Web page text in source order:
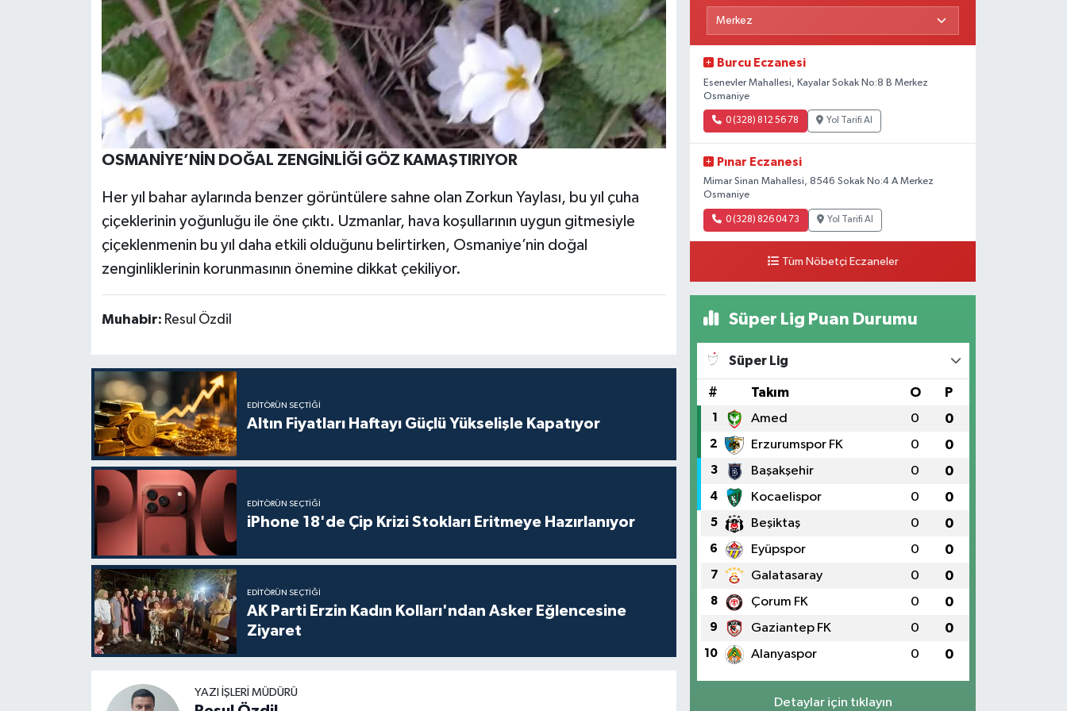
OSMANİYE’NİN DOĞAL ZENGİNLİĞİ GÖZ KAMAŞTIRIYOR
Her yıl bahar aylarında benzer görüntülere sahne olan Zorkun Yaylası, bu yıl çuha
çiçeklerinin yoğunluğu ile öne çıktı. Uzmanlar, hava koşullarının uygun gitmesiyle
çiçeklenmenin bu yıl daha etkili olduğunu belirtirken, Osmaniye’nin doğal
zenginliklerinin korunmasının önemine dikkat çekiliyor.
Muhabir: Resul Özdil
EDITÖRÜN SEÇTIĞI
Altın Fiyatları Haftayı Güçlü Yükselişle Kapatıyor
EDITÖRÜN SEÇTIĞI
iPhone 18'de Çip Krizi Stokları Eritmeye Hazırlanıyor
EDITÖRÜN SEÇTIĞI
AK Parti Erzin Kadın Kolları'ndan Asker Eğlencesine
Ziyaret
YAZI İŞLERI MÜDÜRÜ
Burcu Eczanesi
Esenevler Mahallesi, Kayalar Sokak No:8 B Merkez
Osmaniye
0 (328) 812 56 78 Yol Tarifi Al
Pınar Eczanesi
Mimar Sinan Mahallesi, 8546 Sokak No:4 A Merkez
Osmaniye
0 (328) 826 04 73 Yol Tarifi Al
Tüm Nöbetçi Eczaneler
Süper Lig Puan Durumu
Süper Lig
# Takım O P
1 Amed 0 0
2 Erzurumspor FK 0 0
3 Başakşehir 0 0
4 Kocaelispor 0 0
5 Beşiktaş 0 0
6 Eyüpspor 0 0
7 Galatasaray 0 0
8 Çorum FK 0 0
9 Gaziantep FK 0 0
10 Alanyaspor 0 0
Detaylar için tıklayın